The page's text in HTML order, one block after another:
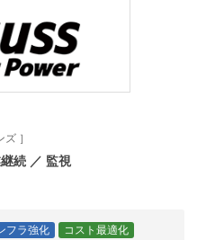
］
続 ／ 監視
フラ強化
コスト最適化